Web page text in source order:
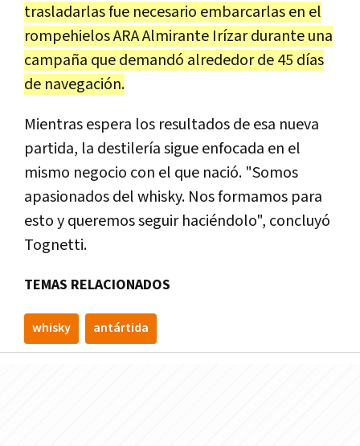
trasladarlas fue necesario embarcarlas en el
rompehielos ARA Almirante Irízar durante una
campaña que demandó alrededor de 45 días
de navegación.
Mientras espera los resultados de esa nueva
partida, la destilería sigue enfocada en el
mismo negocio con el que nació. "Somos
apasionados del whisky. Nos formamos para
esto y queremos seguir haciéndolo", concluyó
Tognetti.
TEMAS RELACIONADOS
whisky antártida